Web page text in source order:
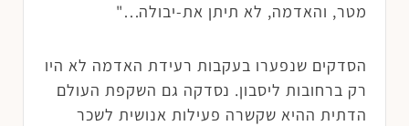
מטר, והאדמה, לא תיתן את-יבולה…"
הסדקים שנפערו בעקבות רעידת האדמה לא היו
רק ברחובות ליסבון. נסדקה גם השקפת העולם
הדתית ההיא שקשרה פעילות אנושית לשכר